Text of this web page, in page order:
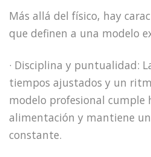
Más allá del físico, hay
que definen a una modelo
· Disciplina y puntualidad:
tiempos ajustados y un
modelo profesional cumple
alimentación y mantiene
constante.